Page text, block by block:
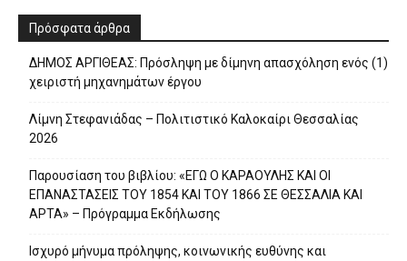
Πρόσφατα άρθρα
ΔΗΜΟΣ ΑΡΓΙΘΕΑΣ: Πρόσληψη με δίμηνη απασχόληση ενός (1)
χειριστή μηχανημάτων έργου
Λίμνη Στεφανιάδας – Πολιτιστικό Καλοκαίρι Θεσσαλίας
2026
Παρουσίαση του βιβλίου: «ΕΓΩ Ο ΚΑΡΑΟΥΛΗΣ ΚΑΙ ΟΙ
ΕΠΑΝΑΣΤΑΣΕΙΣ ΤΟΥ 1854 ΚΑΙ ΤΟΥ 1866 ΣΕ ΘΕΣΣΑΛΙΑ ΚΑΙ
ΑΡΤΑ» – Πρόγραμμα Εκδήλωσης
Ισχυρό μήνυμα πρόληψης, κοινωνικής ευθύνης και